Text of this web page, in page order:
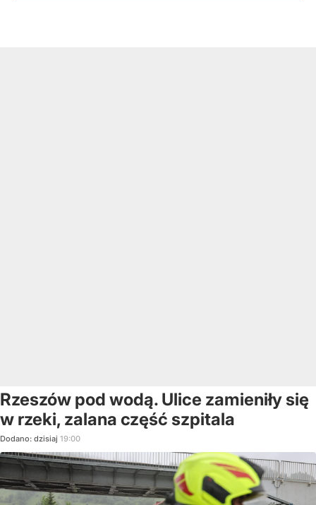
Rzeszów pod wodą. Ulice zamieniły się
w rzeki, zalana część szpitala
Dodano: dzisiaj 19:00